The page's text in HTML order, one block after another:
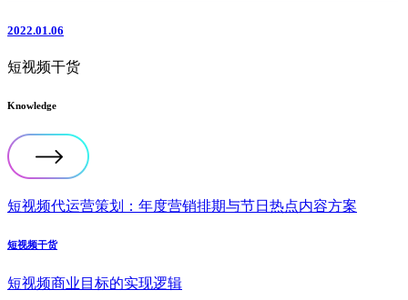
2022.01.06
短视频干货
Knowledge
短视频代运营策划：年度营销排期与节日热点内容方案
短视频干货
短视频商业目标的实现逻辑